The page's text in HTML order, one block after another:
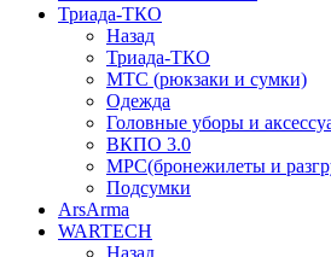
Триада-ТКО
Назад
Триада-ТКО
МТС (рюкзаки и сумки)
Одежда
Головные уборы и
ВКПО 3.0
МРС(бронежилеты и
Подсумки
ArsArma
WARTECH
Назад